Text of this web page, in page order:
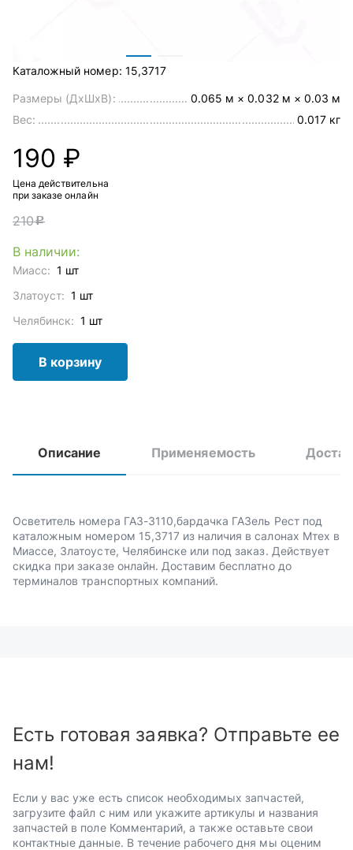
Каталожный номер: 15,3717
Размеры (ДхШхВ):
0.065 м × 0.032 м × 0.03 м
Вес:
0.017 кг
190 ₽
Цена действительна
при заказе онлайн
210c
В наличии:
Миасс: 1 шт
Златоуст: 1 шт
Челябинск: 1 шт
В корзину
Описание Применяемость
Осветитель номера ГАЗ-3110,бардачка ГАЗель Рест под
каталожным номером 15,3717 из наличия в салонах Мтех в
Миассе, Златоусте, Челябинске или под заказ. Действует
скидка при заказе онлайн. Доставим бесплатно до
терминалов транспортных компаний.
Есть готовая заявка? Отправьте ее
нам!
Если у вас уже есть список необходимых запчастей,
загрузите файл с ним или укажите артикулы и названия
запчастей в поле Комментарий, а также оставьте свои
контактные данные. В течение рабочего дня мы оценим